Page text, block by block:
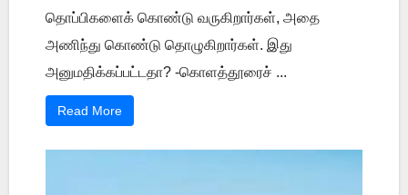
தொப்பிகளைக் கொண்டு வருகிறார்கள், அதை
அணிந்து கொண்டு தொழுகிறார்கள். இது
அனுமதிக்கப்பட்டதா? -கொளத்தூரைச் ...
Read More